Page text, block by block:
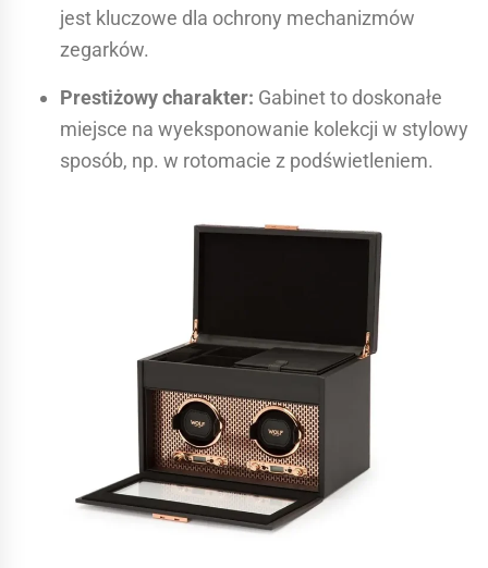
jest kluczowe dla ochrony mechanizmów
zegarków.
Prestiżowy charakter: Gabinet to doskonałe
miejsce na wyeksponowanie kolekcji w stylowy
sposób, np. w rotomacie z podświetleniem.